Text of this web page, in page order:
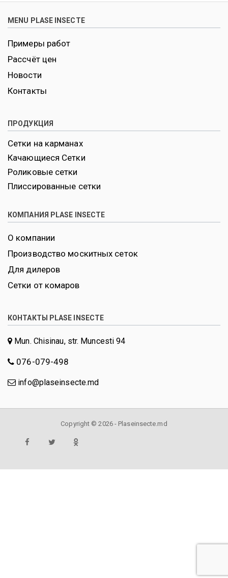
MENU PLASE INSECTE
Примеры работ
Рассчёт цен
Новости
Контакты
ПРОДУКЦИЯ
Сетки на карманах
Качающиеся Сетки
Роликовые сетки
Плиссированные сетки
КОМПАНИЯ PLASE INSECTE
О компании
Производство москитных сеток
Для дилеров
Сетки от комаров
КОНТАКТЫ PLASE INSECTE
Mun. Chisinau, str. Muncesti 94
076-079-498
info@plaseinsecte.md
Copyright © 2026 - Plaseinsecte.md